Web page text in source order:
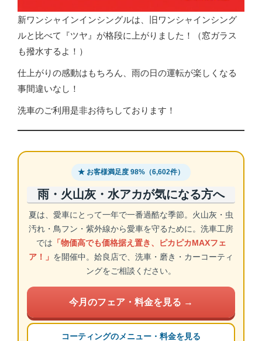
新ワンシャインインシングルは、旧ワンシャインシング
ルと比べて『ツヤ』が格段に上がりました！（窓ガラス
も撥水するよ！）
仕上がりの感動はもちろん、雨の日の運転が楽しくなる
事間違いなし！
洗車のご利用是非お待ちしております！
★ お客様満足度 98%（6,602件）
雨・火山灰・水アカが気になる方へ
夏は、愛車にとって一年で一番過酷な季節。火山灰・虫
汚れ・鳥フン・紫外線から愛車を守るために。洗車工房
では 「物価高でも価格据え置き、ピカピカMAXフェ
ア！」 を開催中。姶良店で、洗車・磨き・カーコーティ
ングをご相談ください。
今月のフェア・料金を見る →
コーティングのメニュー・料金を見る